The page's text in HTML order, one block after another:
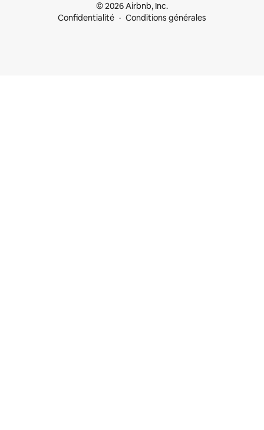
© 2026 Airbnb, Inc.
Confidentialité
Conditions générales